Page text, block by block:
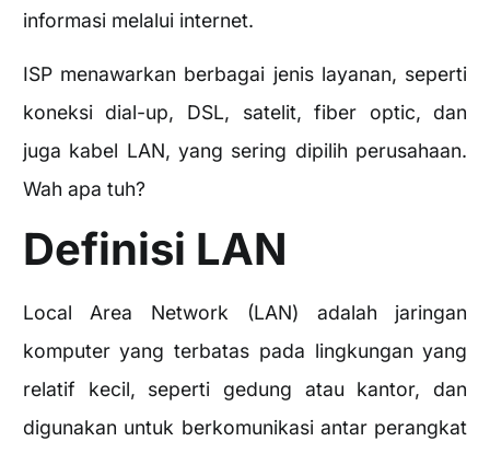
informasi melalui internet.
ISP menawarkan berbagai jenis layanan, seperti
koneksi dial-up, DSL, satelit, fiber optic, dan
juga kabel LAN, yang sering dipilih perusahaan.
Wah apa tuh?
Definisi LAN
Local Area Network (LAN) adalah jaringan
komputer yang terbatas pada lingkungan yang
relatif kecil, seperti gedung atau kantor, dan
digunakan untuk berkomunikasi antar perangkat